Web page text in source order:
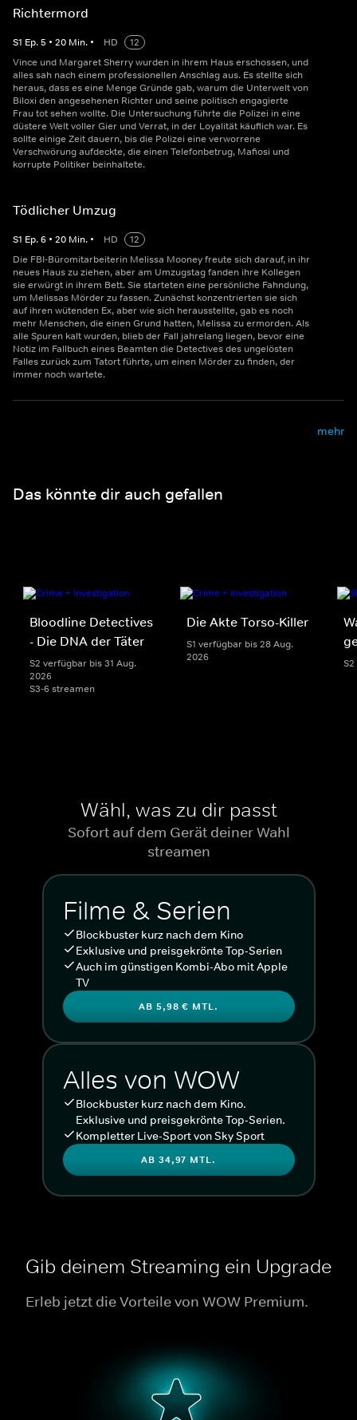
Richtermord
S1 Ep.5 • 20 Min. • HD
12
Vince und Margaret Sherry wurden in ihrem Haus erschossen, und
alles sah nach einem professionellen Anschlag aus. Es stellte sich
heraus, dass es eine Menge Gründe gab, warum die Unterwelt von
Biloxi den angesehenen Richter und seine politisch engagierte
Frau tot sehen wollte. Die Untersuchung führte die Polizei in eine
düstere Welt voller Gier und Verrat, in der Loyalität käuflich war. Es
sollte einige Zeit dauern, bis die Polizei eine verworrene
Verschwörung aufdeckte, die einen Telefonbetrug, Mafiosi und
korrupte Politiker beinhaltete.
Tödlicher Umzug
S1 Ep.6 • 20 Min. • HD
12
Die FBI-Büromitarbeiterin Melissa Mooney freute sich darauf, in ihr
neues Haus zu ziehen, aber am Umzugstag fanden ihre Kollegen
sie erwürgt in ihrem Bett. Sie starteten eine persönliche Fahndung,
um Melissas Mörder zu fassen. Zunächst konzentrierten sie sich
auf ihren wütenden Ex, aber wie sich herausstellte, gab es noch
mehr Menschen, die einen Grund hatten, Melissa zu ermorden. Als
alle Spuren kalt wurden, blieb der Fall jahrelang liegen, bevor eine
Notiz im Fallbuch eines Beamten die Detectives des ungelösten
Falles zurück zum Tatort führte, um einen Mörder zu finden, der
immer noch wartete.
mehr
Das könnte dir auch gefallen
Bloodline Detectives
- Die DNA der Täter
S2 verfügbar bis 31 Aug.
2026
S3-6 streamen
Die Akte Torso-Killer
S1 verfügbar bis 28 Aug.
2026
Wähl, was zu dir passt
Sofort auf dem Gerät deiner Wahl
streamen
Filme & Serien
Blockbuster kurz nach dem Kino
Exklusive und preisgekrönte Top-Serien
Auch im günstigen Kombi-Abo mit Apple
TV
AB 5,98 € MTL.
Alles von WOW
Blockbuster kurz nach dem Kino.
Exklusive und preisgekrönte Top-Serien.
Kompletter Live-Sport von Sky Sport
AB 34,97 MTL.
Gib deinem Streaming ein Upgrade
Erleb jetzt die Vorteile von WOW Premium.